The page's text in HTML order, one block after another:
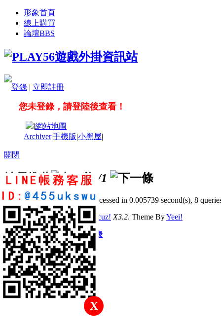
形象首頁
線上購買
論壇BBS
登錄 | 立即註冊
您未登錄，請登陸後查看！
X
|網站地圖
Archiver|手機版|小黑屋|
關閉
站長推薦 /1
GMT+8, 2026-8-6 22:49, Processed in 0.005739 second(s), 8
© 2001-2011 Powered byDiscuz! X3.2. Theme ByYeei!
快速回復 返回頂部 返回列表